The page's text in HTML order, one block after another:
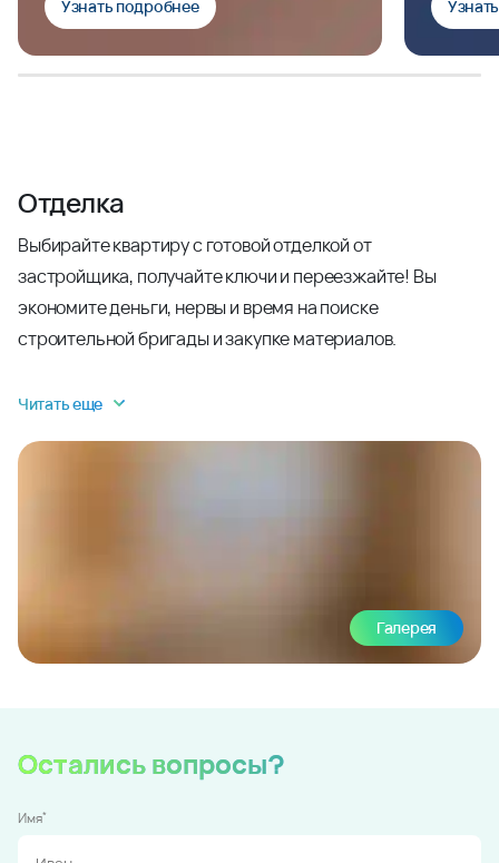
Узнать подробнее
Отделка
Выбирайте квартиру с готовой отделкой от
застройщика, получайте ключи и переезжайте! Вы
экономите деньги, нервы и время на поиске
строительной бригады и закупке материалов.
Читать еще
Галерея
Остались вопросы?
Имя*